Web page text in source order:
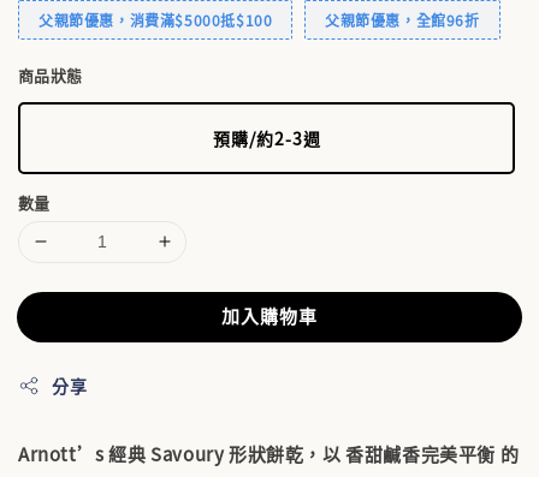
父親節優惠，消費滿$5000抵$100 父親節優惠，全館96折
商品狀態
預購/約2-3週
數量
加入購物車
分享
Arnott’s 經典 Savoury 形狀餅乾，以香甜鹹香完美平衡 的